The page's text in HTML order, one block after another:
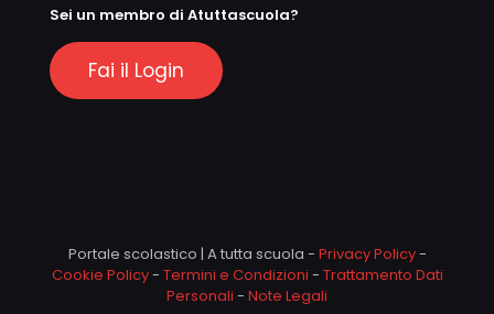
Sei un membro di Atuttascuola?
Fai il Login
Portale scolastico | A tutta scuola - Privacy Policy-
Cookie Policy- Termini e Condizioni - Trattamento Dati
Personali - Note Legali